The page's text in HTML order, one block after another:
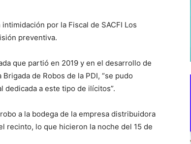
por la Fiscal de SACFI Los
preventiva.
que partió en 2019 y en el desarrollo de
de Robos de la PDI, “se pudo
a este tipo de ilícitos”.
a la bodega de la empresa distribuidora
recinto, lo que hicieron la noche del 15 de